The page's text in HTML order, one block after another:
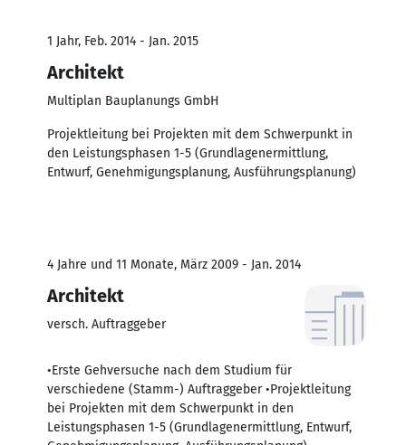
1 Jahr, Feb. 2014 - Jan. 2015
Architekt
Multiplan Bauplanungs GmbH
Projektleitung bei Projekten mit dem Schwerpunkt in
den Leistungsphasen 1-5 (Grundlagenermittlung,
Entwurf, Genehmigungsplanung, Ausführungsplanung)
4 Jahre und 11 Monate, März 2009 - Jan. 2014
Architekt
versch. Auftraggeber
•Erste Gehversuche nach dem Studium für
verschiedene (Stamm-) Auftraggeber •Projektleitung
bei Projekten mit dem Schwerpunkt in den
Leistungsphasen 1-5 (Grundlagenermittlung, Entwurf,